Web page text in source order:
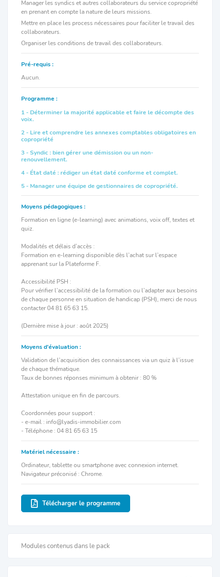
Manager les syndics et autres collaborateurs du service copropriété
en prenant en compte la nature de leurs missions.
Mettre en place les process nécessaires pour faciliter le travail des
collaborateurs.
Organiser les conditions de travail des collaborateurs.
Pré-requis :
Aucun.
Programme :
1 - Déterminer la majorité applicable et faire le décompte des
voix.
2 - Lire et comprendre les annexes comptables obligatoires en
copropriété
3 - Syndic : bien gérer une démission ou un non-
renouvellement.
4 - État daté : rédiger un état daté conforme et complet.
5 - Manager une équipe de gestionnaires de copropriété.
Moyens pédagogiques :
Formation en ligne (e-learning) avec animations, voix off, textes et
quiz.
Modalités et délais d’accès :
Formation en e-learning disponible dès l’achat sur l’espace
apprenant sur la Plateforme F.
Accessibilité PSH :
Pour vérifier l’accessibilité de la formation ou l’adapter aux besoins
de chaque personne en situation de handicap (PSH), merci de nous
contacter 04 81 65 63 15.
(Dernière mise à jour : août 2025)
Moyens d'évaluation :
Validation de l’acquisition des connaissances via un quiz à l’issue
de chaque thématique.
Taux de bonnes réponses minimum à obtenir : 80 %
Attestation unique en fin de parcours.
Coordonnées pour support :
- e-mail : info@lyadis-immobilier.com
- Téléphone : 04 81 65 63 15
Matériel nécessaire :
Ordinateur, tablette ou smartphone avec connexion internet.
Navigateur préconisé : Chrome.
Télécharger le programme
Modules contenus dans le pack